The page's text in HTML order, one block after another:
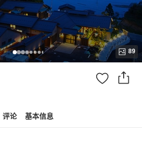
89
评论 基本信息